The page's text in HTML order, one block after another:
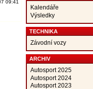
09:41
Kalendáře
Výsledky
TECHNIKA
Závodní vozy
ARCHIV
Autosport 2025
Autosport 2024
Autosport 2023